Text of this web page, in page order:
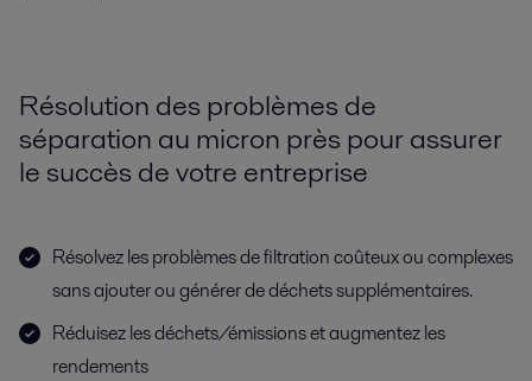
Résolution des problèmes de
séparation au micron près pour assurer
le succès de votre entreprise
Résolvez les problèmes de filtration coûteux ou complexes
sans ajouter ou générer de déchets supplémentaires.
Réduisez les déchets/émissions et augmentez les
rendements